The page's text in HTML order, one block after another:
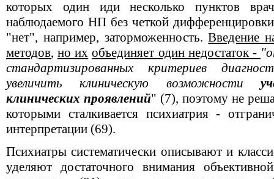
которых один иди несколько пунктов
наблюдаемого НП без четкой
"нет", например, заторможенность.Введение
методов,но их объединяет один недостаток -
стандартизированных критериев
увеличить клиническую возможности
клинических проявлений" (7), поэтому не
которыми сталкивается психиатрия -
интерпретации (69).
Психиатры систематически описывают и
уделяют достаточного внимания